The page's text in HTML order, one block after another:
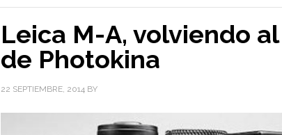
Leica M-A, volviendo
de Photokina
22 SEPTIEMBRE, 2014 BY